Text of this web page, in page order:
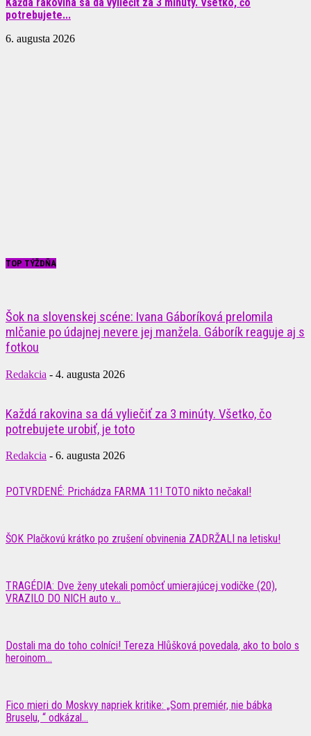
potrebujete...
6. augusta 2026
TOP TÝŽDŇA
Šok na slovenskej scéne: Ivana Gáboríková prelomila
mlčanie po údajnej nevere jej manžela. Gáborík reaguje aj s
fotkou
Redakcia - 4. augusta 2026
Každá rakovina sa dá vyliečiť za 3 minúty. Všetko, čo
potrebujete urobiť, je toto
Redakcia - 6. augusta 2026
POTVRDENÉ: Prichádza FARMA 11! TOTO nikto nečakal!
ŠOK Plačkovú krátko po zrušení obvinenia ZADRŽALI na letisku!
TRAGÉDIA: Dve ženy utekali pomôcť umierajúcej vodičke (20),
VRAZILO DO NICH auto v...
Dostali ma do toho colníci! Tereza Hlůšková povedala, ako to bolo s
heroinom...
Fico mieri do Moskvy napriek kritike: „Som premiér, nie bábka
Bruselu, “ odkázal...